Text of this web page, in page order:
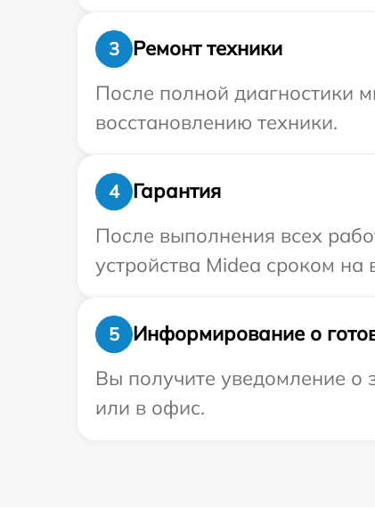
3
Ремонт техники
После полной диагностики
восстановлению техники.
4
Гарантия
После выполнения всех
устройства Midea сроком на
5
Информирование о
Вы получите уведомление о
или в офис.